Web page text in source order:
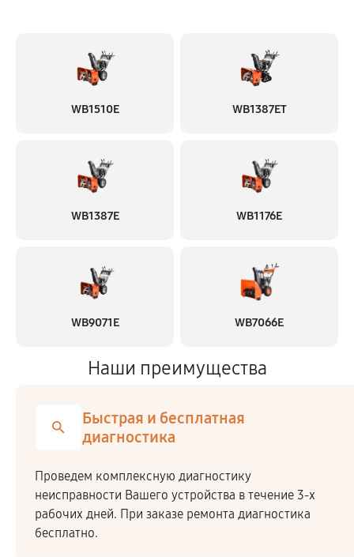
WB1510E WB1387ET
WB1387E WB1176E
WB9071E WB7066E
Наши преимущества
Быстрая и бесплатная
диагностика
Проведем комплексную диагностику
неисправности Вашего устройства в течение 3-х
рабочих дней. При заказе ремонта диагностика
бесплатно.